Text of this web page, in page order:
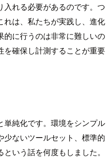
れる必要があるのです。つ
れは、私たちが実践し、進化
的に行うのは非常に難しいの
を確保し計測することが重要
単純化です。環境をシンプル
少ないツールセット、標準的
いう話を何度もしました。